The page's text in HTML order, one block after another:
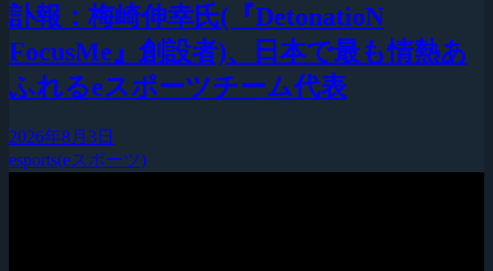
訃報：梅崎伸幸氏(『DetonatioN
FocusMe』創設者)、日本で最も情熱あ
ふれるeスポーツチーム代表
2026年8月3日
esports(eスポーツ)